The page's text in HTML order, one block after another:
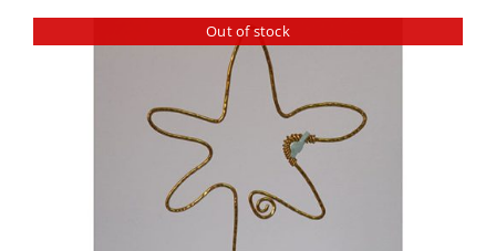
Out of stock